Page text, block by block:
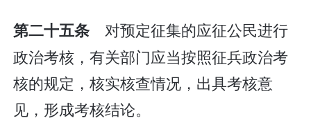
第二十五条 对预定征集的应征公民进行
政治考核，有关部门应当按照征兵政治考
核的规定，核实核查情况，出具考核意
见，形成考核结论。